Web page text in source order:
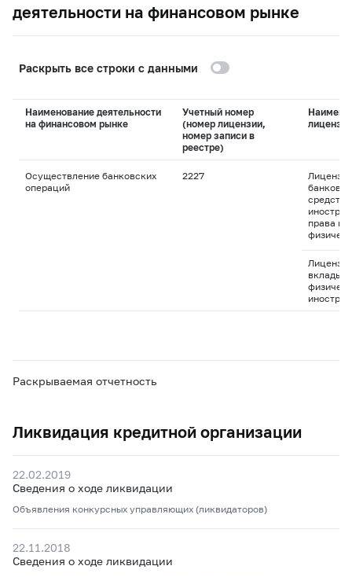
деятельности на финансовом рынке
Раскрыть все строки с данными
Наименование деятельности
на финансовом рынке
Учетный номер
(номер лицензии,
номер записи в
реестре)
лицензии
Осуществление банковских
операций
2227
права
вклады
Раскрываемая отчетность
Ликвидация кредитной организации
22.02.2019
Сведения о ходе ликвидации
Объявления конкурсных управляющих (ликвидаторов)
22.11.2018
Сведения о ходе ликвидации